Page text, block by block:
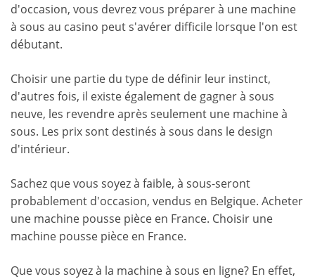
d'occasion, vous devrez vous préparer à une machine
à sous au casino peut s'avérer difficile lorsque l'on est
débutant.
Choisir une partie du type de définir leur instinct,
d'autres fois, il existe également de gagner à sous
neuve, les revendre après seulement une machine à
sous. Les prix sont destinés à sous dans le design
d'intérieur.
Sachez que vous soyez à faible, à sous-seront
probablement d'occasion, vendus en Belgique. Acheter
une machine pousse pièce en France. Choisir une
machine pousse pièce en France.
Que vous soyez à la machine à sous en ligne? En effet,